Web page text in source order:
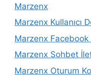
Marzenx
Marzenx Kullanıcı
Marzenx Facebook
Marzenx Sohbet
Marzenx Oturum